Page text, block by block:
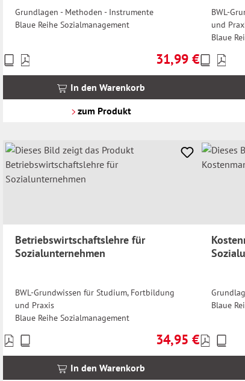
Grundlagen - Methoden - Instrumente
Blaue Reihe Sozialmanagement
Regulärer Preis:
31,99 €
Preise
inkl.
In den Warenkorb
zum Produkt
BWL-
und
Blaue
Preise
inkl.
Betriebswirtschaftslehre für
Sozialunternehmen
BWL-Grundwissen für Studium, Fortbildung
und Praxis
Blaue Reihe Sozialmanagement
Regulärer Preis:
34,95 €
Preise
inkl.
In den Warenkorb
Blaue
Preise
inkl.